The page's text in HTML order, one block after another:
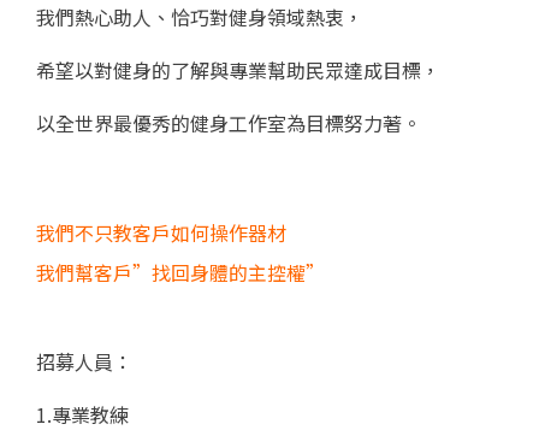
我們熱心助人、恰巧對健身領域熱衷，
希望以對健身的了解與專業幫助民眾達成目標，
以全世界最優秀的健身工作室為目標努力著。
我們不只教客戶如何操作器材
我們幫客戶”找回身體的主控權”
招募人員：
1.專業教練